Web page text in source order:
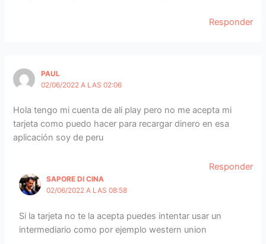
Responder
PAUL
02/06/2022 A LAS 02:06
Hola tengo mi cuenta de ali play pero no me acepta mi
tarjeta como puedo hacer para recargar dinero en esa
aplicación soy de peru
Responder
SAPORE DI CINA
02/06/2022 A LAS 08:58
Si la tarjeta no te la acepta puedes intentar usar un
intermediario como por ejemplo western union